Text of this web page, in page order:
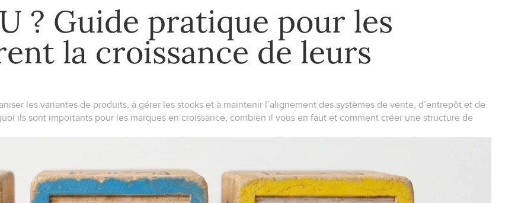
? Guide pratique pour les
la croissance de leurs
les variantes de produits, à gérer les stocks et à maintenir l’alignement des systèmes de vente, d’entrepôt et de
ils sont importants pour les marques en croissance, combien il vous en faut et comment créer une structure de